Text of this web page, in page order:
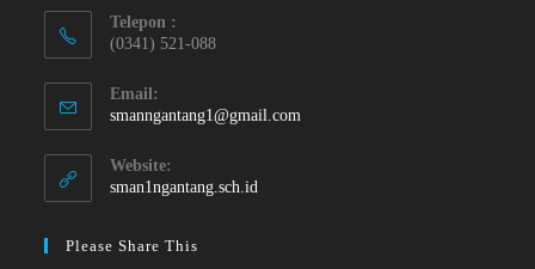
Telepon :
(0341) 521-088
Email:
smanngantang1@gmail.com
Website:
sman1ngantang.sch.id
Please Share This